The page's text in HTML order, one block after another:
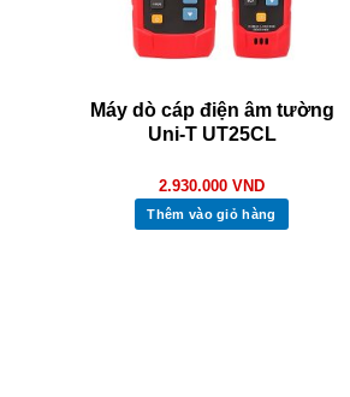
Máy dò cáp điện âm tường
Uni-T UT25CL
2.930.000 VND
Thêm vào giỏ hàng